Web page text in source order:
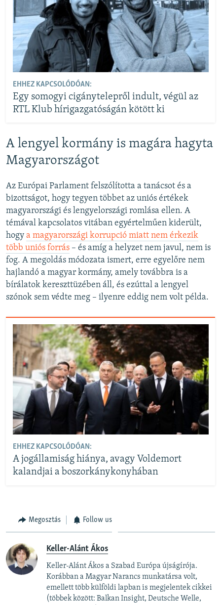
EHHEZ KAPCSOLÓDÓAN:
Egy somogyi cigánytelepről indult, végül az
RTL Klub hírigazgatóságán kötött ki
A lengyel kormány is magára hagyta
Magyarországot
Az Európai Parlament felszólította a tanácsot és a
bizottságot, hogy tegyen többet az uniós értékek
magyarországi és lengyelországi romlása ellen. A
témával kapcsolatos vitában egyértelműen kiderült,
hogy a magyarországi korrupció miatt nem érkezik
több uniós forrás – és amíg a helyzet nem javul, nem is
fog. A megoldás módozata ismert, erre egyelőre nem
hajlandó a magyar kormány, amely továbbra is a
bírálatok kereszttüzében áll, és ezúttal a lengyel
szónok sem védte meg – ilyenre eddig nem volt példa.
EHHEZ KAPCSOLÓDÓAN:
A jogállamiság hiánya, avagy Voldemort
kalandjai a boszorkánykonyhában
Megosztás Follow us
Keller-Alánt Ákos
Keller-Alánt Ákos a Szabad Európa újságírója.
Korábban a Magyar Narancs munkatársa volt,
emellett több külföldi lapban is megjelentek cikkei
(többek között: Balkan Insight, Deutsche Welle,